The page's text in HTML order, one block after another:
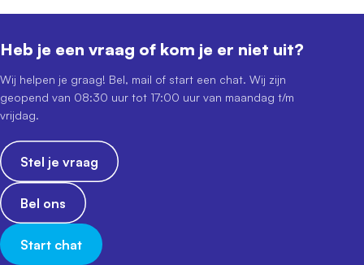
Heb je een vraag of kom je er niet uit?
Wij helpen je graag! Bel, mail of start een chat. Wij zijn
geopend van 08:30 uur tot 17:00 uur van maandag t/m
vrijdag.
Stel je vraag
Bel ons
Start chat